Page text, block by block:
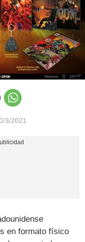
3/2021
en formato físico